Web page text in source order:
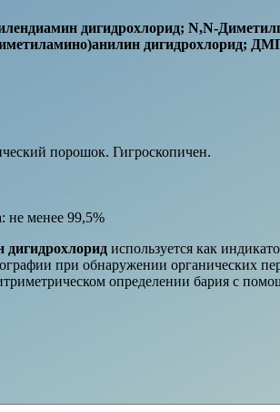
дигидрохлорид; N,N-
дигидрохлорид;
порошок. Гигроскопичен.
не менее 99,5%
используется как
при обнаружении органических
определении бария с